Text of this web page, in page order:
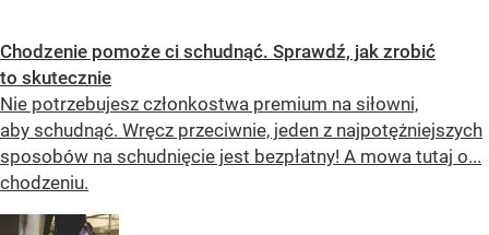
Chodzenie pomoże ci schudnąć. Sprawdź, jak zrobić
to skutecznie
Nie potrzebujesz członkostwa premium na siłowni,
aby schudnąć. Wręcz przeciwnie, jeden z najpotężniejszych
sposobów na schudnięcie jest bezpłatny! A mowa tutaj o...
chodzeniu.